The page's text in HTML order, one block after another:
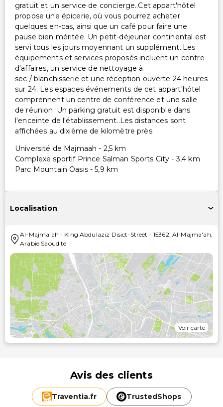
gratuit et un service de concierge..Cet appart'hôtel
propose une épicerie, où vous pourrez acheter
quelques en-cas, ainsi que un café pour faire une
pause bien méritée. Un petit-déjeuner continental est
servi tous les jours moyennant un supplément..Les
équipements et services proposés incluent un centre
d'affaires, un service de nettoyage à
sec / blanchisserie et une réception ouverte 24 heures
sur 24. Les espaces événements de cet appart'hôtel
comprennent un centre de conférence et une salle
de réunion. Un parking gratuit est disponible dans
l'enceinte de l'établissement..Les distances sont
affichées au dixième de kilomètre près
Université de Majmaah - 2,5 km
Complexe sportif Prince Salman Sports City - 3,4 km
Parc Mountain Oasis - 5,9 km
Localisation
Al-Majma'ah - King Abdulaziz Disict-Street - 15362 Al-Majma'ah
Arabie Saoudite
Voir carte
Avis des clients
Traventia.fr TrustedShops